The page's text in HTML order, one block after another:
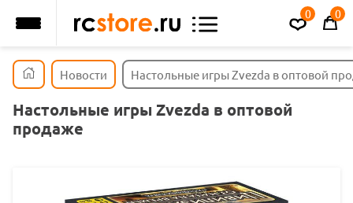
0 0
Новости Настольные игры Zvezda в оптовой
Настольные игры Zvezda в оптовой
продаже